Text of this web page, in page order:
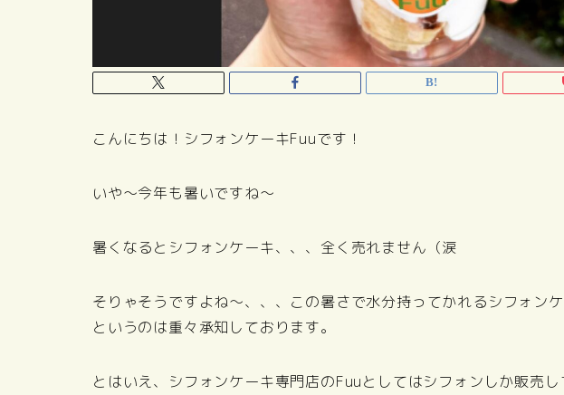
こんにちは！シフォンケーキFuuです！
いや～今年も暑いですね～
暑くなるとシフォンケーキ、、、全く売れません（涙
そりゃそうですよね～、、、この暑さで水分持ってかれるシフォン
というのは重々承知しております。
とはいえ、シフォンケーキ専門店のFuuとしてはシフォンしか販売